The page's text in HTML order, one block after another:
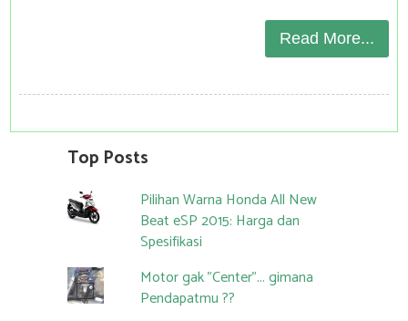
Read More...
Top Posts
Pilihan Warna Honda All New
Beat eSP 2015: Harga dan
Spesifikasi
Motor gak "Center"... gimana
Pendapatmu ??